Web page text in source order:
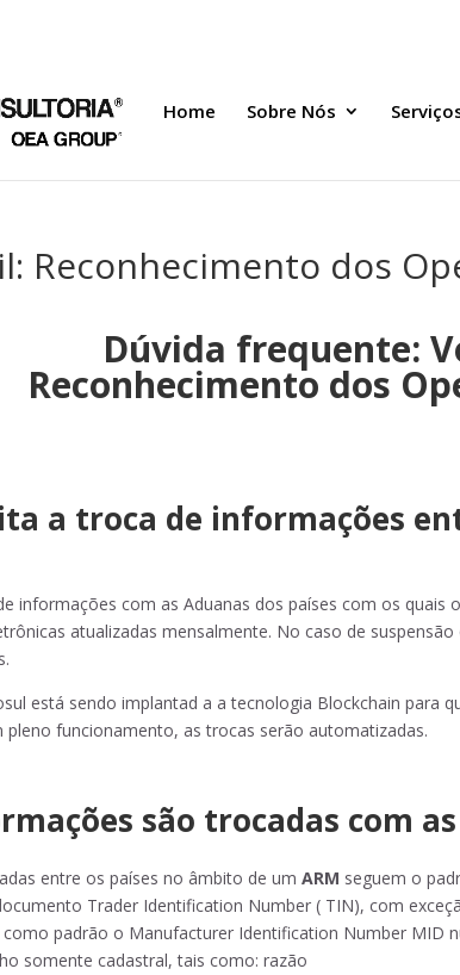
Home Sobre Nós
Reconhecimento dos
Dúvida frequente:
Reconhecimento dos
a troca de informações
informações com as Aduanas dos países com os quais
atualizadas mensalmente. No caso de
está sendo implantad a a tecnologia Blockchain para
pleno funcionamento, as trocas serão automatizadas.
são trocadas com
entre os países no âmbito de umARM seguem o
Trader Identification Number ( TIN), com
padrão o Manufacturer Identification Number MID
somente cadastral, tais como: razão